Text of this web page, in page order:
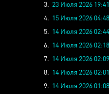
3. 23 Июля 2026
4. 15 Июля 2026
5. 14 Июля 2026
6. 14 Июля 2026
7. 14 Июля 2026
8. 14 Июля 2026
9. 14 Июля 2026